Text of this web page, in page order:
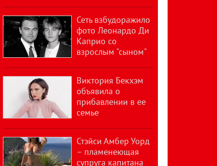
Сеть взбудоражило
фото Леонардо Ди
Каприо со
взрослым "сыном"
Виктория Бекхэм
объявила о
прибавлении в ее
семье
Стэйси Амбер Уорд
– пламенеющая
супруга капитана